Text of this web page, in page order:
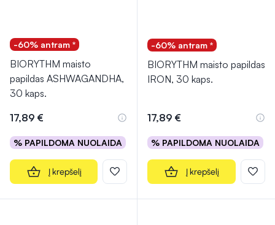
-60% antram *
BIORYTHM maisto
papildas ASHWAGANDHA,
30 kaps.
17,89 €
% PAPILDOMA NUOLAIDA
Į krepšelį
-60% antram *
BIORYTHM maisto papildas
IRON, 30 kaps.
17,89 €
% PAPILDOMA NUOLAIDA
Į krepšelį